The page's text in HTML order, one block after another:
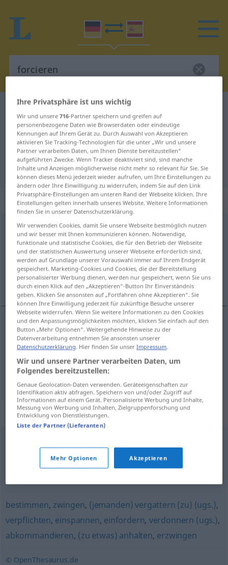
Deutsch-Spanisch Wörterbuch
Deutsch-Spanisch Übersetzung für
"forcieren"
"forcieren" Spanisch Übersetzung
„forcieren“: transitives Verb
forcieren [fɔrˈsiːrən]v/t <ohnege>
Übersicht aller Übersetzungen
(Für mehr Details die Übersetzung anklicken/antippen)
aumentar, forzar
aumentar forcierenTempo
forzar forcierenAnstrengungen, Arbeit,
Entwicklung
Synonyme für "forcieren"
befeuern,anheizen,(eine Sache) vorantreiben,
,(mit Nachdruck) betreiben,ankurbeln
bestimmen, zwingen, (jemanden) vergattern (zu) (ugs.),
verpflichten, einspannen, einfordern, verdonnern (ugs.),
abkommandieren, (zu etwas) anhalten, erzwingen
© OpenThesaurus.de
Ihre Privatsphäre ist uns wichtig
Wir und unsere716-Partner speichern und greifen auf
personenbezogene Daten wie Browserdaten oder eindeutige
Kennungen auf Ihrem Gerät zu. Durch Auswahl von Akzeptieren
aktivieren Sie Tracking-Technologien für die unter „Wir und unsere
Partner verarbeiten Daten, um Ihnen Dienste bereitzustellen“
aufgeführten Zwecke. Wenn Tracker deaktiviert sind, sind manche
Inhalte und Anzeigen möglicherweise nicht mehr so relevant für Sie. Sie
können dieses Menü jederzeit wieder aufrufen, um Ihre Einstellungen zu
ändern oder Ihre Einwilligung zu widerrufen, indem Sie auf den Link
Privatsphäre-Einstellungen am unteren Rand der Webseite klicken. Ihre
Einstellungen gelten innerhalb unseres Website. Weitere Informationen
finden Sie in unserer Datenschutzerklärung.
Wir verwenden Cookies, damit Sie unsere Webseite bestmöglich nutzen
und wir besser mit Ihnen kommunizieren können. Notwendige,
funktionale und statistische Cookies, die für den Betrieb der Webseite
und der statistischen Auswertung unserer Webseite erforderlich sind,
werden auf Grundlage unserer Vorauswahl immer auf Ihrem Endgerät
gespeichert. Marketing-Cookies und Cookies, die der Bereitstellung
personalisierter Werbung dienen, werden nur gespeichert, wenn Sie uns
durch einen Klick auf den „Akzeptieren“-Button Ihr Einverständnis
geben. Klicken Sie ansonsten auf „Fortfahren ohne Akzeptieren“. Sie
können Ihre Einwilligung jederzeit für zukünftige Besuche unserer
Webseite widerrufen. Wenn Sie weitere Informationen zu den Cookies
und den Anpassungsmöglichkeiten möchten, klicken Sie einfach auf den
Button „Mehr Optionen“. Weitergehende Hinweise zu der
Datenverarbeitung entnehmen Sie ansonsten unserer
Datenschutzerklärung. Hier finden Sie unserImpressum.
Wir und unsere Partner verarbeiten Daten, um
Folgendes bereitzustellen:
Genaue Geolocation-Daten verwenden. Geräteeigenschaften zur
Identifikation aktiv abfragen. Speichern von und/oder Zugriff auf
Informationen auf einem Gerät. Personalisierte Werbung und Inhalte,
Messung von Werbung und Inhalten, Zielgruppenforschung und
Entwicklung von Dienstleistungen.
Liste der Partner (Lieferanten)
Mehr Optionen Akzeptieren